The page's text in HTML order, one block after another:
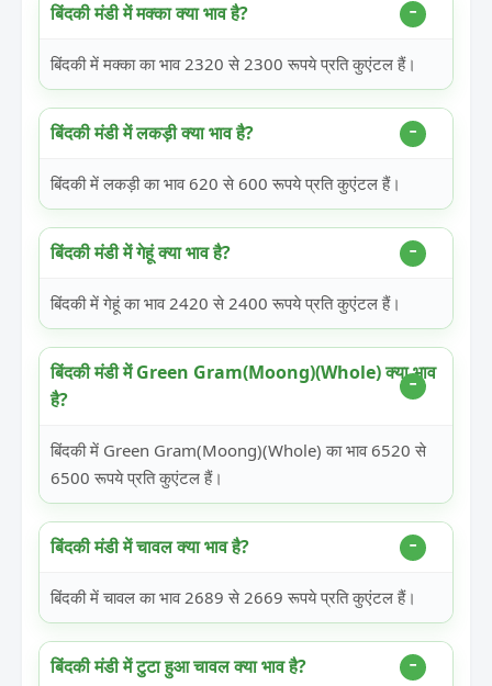
बिंदकी मंडी में मक्का क्या भाव है?
बिंदकी में मक्का का भाव 2320 से 2300 रूपये प्रति कुएंटल हैं।
बिंदकी मंडी में लकड़ी क्या भाव है?
बिंदकी में लकड़ी का भाव 620 से 600 रूपये प्रति कुएंटल हैं।
बिंदकी मंडी में गेहूं क्या भाव है?
बिंदकी में गेहूं का भाव 2420 से 2400 रूपये प्रति कुएंटल हैं।
बिंदकी मंडी में Green Gram(Moong)(Whole) क्या भाव
है?
बिंदकी में Green Gram(Moong)(Whole) का भाव 6520 से
6500 रूपये प्रति कुएंटल हैं।
बिंदकी मंडी में चावल क्या भाव है?
बिंदकी में चावल का भाव 2689 से 2669 रूपये प्रति कुएंटल हैं।
बिंदकी मंडी में टुटा हुआ चावल क्या भाव है?